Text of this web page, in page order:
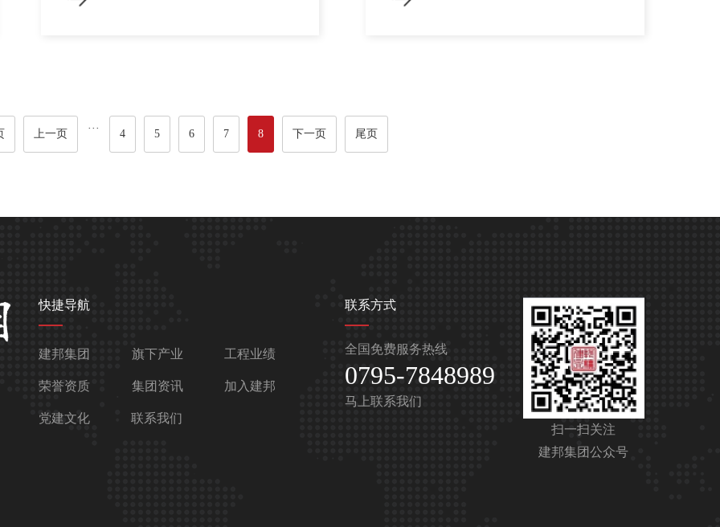
时光飞逝，转眼我们将迎来2018年。在这
成，看上去就像永远没有尽头的楼梯，游客
上一页 ··· 4 5 6 7 8 下一页 尾页
快捷导航
建邦集团 旗下产业 工程业绩
荣誉资质 集团资讯 加入建邦
党建文化 联系我们
联系方式
全国免费服务热线
0795-7848989
马上联系我们
扫一扫关注
建邦集团公众号